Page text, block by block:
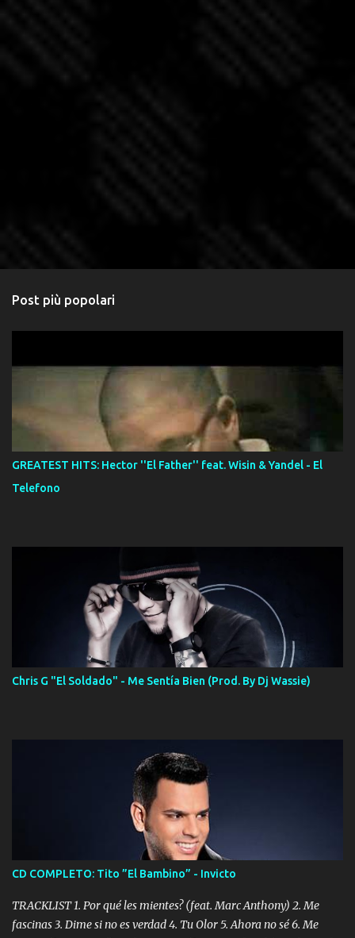
Post più popolari
GREATEST HITS: Hector ''El Father'' feat. Wisin & Yandel - El
Telefono
Chris G "El Soldado" - Me Sentía Bien (Prod. By Dj Wassie)
CD COMPLETO: Tito ”El Bambino” - Invicto
TRACKLIST 1. Por qué les mientes? (feat. Marc Anthony) 2. Me
fascinas 3. Dime si no es verdad 4. Tu Olor 5. Ahora no sé 6. Me